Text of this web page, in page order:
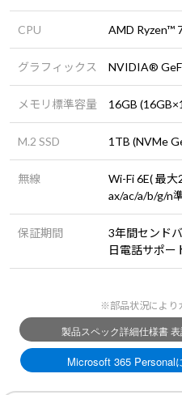
CPU AMD Ryzen™
グラフィックス NVIDIA®
メモリ標準容量 16GB
M.2 SSD 1TB (NVMe
無線
Wi-Fi 6E( 最大
ax/ac/a/b/g/n
保証期間
3年間センド
日電話サポー
※部品状況により